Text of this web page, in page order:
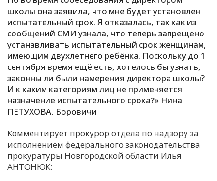
Н
Ч
Я
школы она заявила, что мне будет установлен
испытательный срок. Я отказалась, так как из
сообщений СМИ узнала, что теперь запрещено
устанавливать испытательный срок женщинам,
имеющим двухлетнего ребёнка. Поскольку до 1
сентября время ещё есть, хотелось бы узнать,
законны ли были намерения директора школы?
И к каким категориям лиц не применяется
назначение испытательного срока?» Нина
ПЕТУХОВА, Боровичи
Комментирует прокурор отдела по надзору за
исполнением федерального законодательства
прокуратуры Новгородской области Илья
АНТОНЮК: